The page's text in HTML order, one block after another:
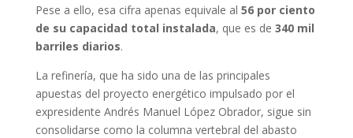
Pese a ello, esa cifra apenas equivale al 56 por ciento
de su capacidad total instalada, que es de 340 mil
barriles diarios.
La refinería, que ha sido una de las principales
apuestas del proyecto energético impulsado por el
expresidente Andrés Manuel López Obrador, sigue sin
consolidarse como la columna vertebral del abasto